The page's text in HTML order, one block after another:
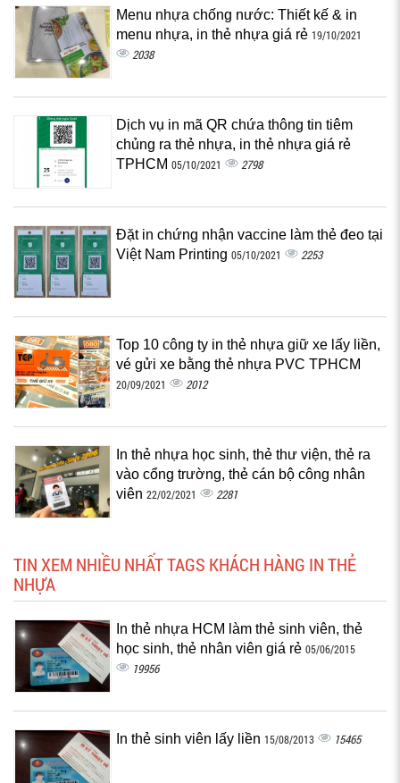
Menu nhựa chống nước: Thiết kế & in
menu nhựa, in thẻ nhựa giá rẻ 19/10/2021
2038
Dịch vụ in mã QR chứa thông tin tiêm
chủng ra thẻ nhựa, in thẻ nhựa giá rẻ
TPHCM 05/10/2021 2798
Đặt in chứng nhận vaccine làm thẻ đeo tại
Việt Nam Printing 05/10/2021 2253
Top 10 công ty in thẻ nhựa giữ xe lấy liền,
vé gửi xe bằng thẻ nhựa PVC TPHCM
20/09/2021 2012
In thẻ nhựa học sinh, thẻ thư viện, thẻ ra
vào cổng trường, thẻ cán bộ công nhân
viên 22/02/2021 2281
TIN XEM NHIỀU NHẤT TAGS KHÁCH HÀNG IN THẺ
NHỰA
In thẻ nhựa HCM làm thẻ sinh viên, thẻ
học sinh, thẻ nhân viên giá rẻ 05/06/2015
19956
In thẻ sinh viên lấy liền 15/08/2013 15465